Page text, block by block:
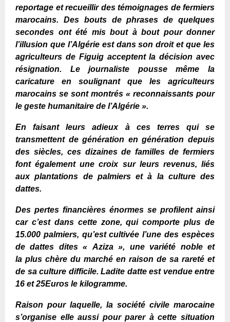
reportage et recueillir destémoignages de fermiers
marocains. Des bouts de phrases de quelques
secondes ont été mis bout à bout pour donner
l’illusion que l’Algérie est dans son droit et que les
agriculteurs de Figuig acceptent la décision avec
résignation. Le journaliste pousse même la
caricature en soulignant que les agriculteurs
marocains se sont montrés « reconnaissants pour
le geste humanitaire de l’Algérie ».
En faisant leurs adieux à ces terres qui se
transmettent de génération en génération depuis
des siècles, ces dizaines de familles de fermiers
font également une croix sur leurs revenus, liés
aux plantations de palmiers et à la culture des
dattes.
Des pertes financières énormes se profilent ainsi
car c’est dans cette zone, qui comporte plus de
15.000 palmiers, qu’est cultivée l’une des espèces
de dattes dites « Aziza », une variété noble et
la plus chère du marché en raison de sa rareté et
de sa culture difficile. Ladite datte estvendue entre
16 et25Euros le kilogramme.
Raison pour laquelle, la société civile marocaine
s’organise elle aussi pour parer à cette situation